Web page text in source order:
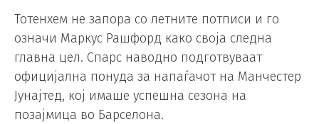
Тотенхем не запора со летните потписи и го
означи Маркус Рашфорд како своја следна
главна цел. Спарс наводно подготвуваат
официјална понуда за напаѓачот на Манчестер
Јунајтед, кој имаше успешна сезона на
позајмица во Барселона.